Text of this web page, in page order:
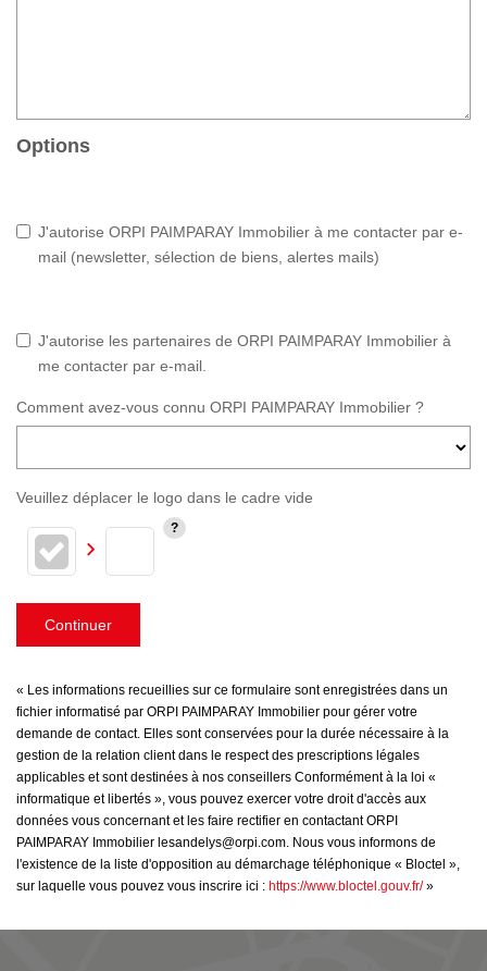
Options
J'autorise ORPI PAIMPARAY Immobilier à me contacter par e-
mail (newsletter, sélection de biens, alertes mails)
J'autorise les partenaires de ORPI PAIMPARAY Immobilier à
me contacter par e-mail.
Comment avez-vous connu ORPI PAIMPARAY Immobilier ?
Veuillez déplacer le logo dans le cadre vide
Continuer
« Les informations recueillies sur ce formulaire sont enregistrées dans un
fichier informatisé par ORPI PAIMPARAY Immobilier pour gérer votre
demande de contact. Elles sont conservées pour la durée nécessaire à la
gestion de la relation client dans le respect des prescriptions légales
applicables et sont destinées à nos conseillers Conformément à la loi «
informatique et libertés », vous pouvez exercer votre droit d'accès aux
données vous concernant et les faire rectifier en contactant ORPI
PAIMPARAY Immobilier lesandelys@orpi.com. Nous vous informons de
l'existence de la liste d'opposition au démarchage téléphonique « Bloctel »,
sur laquelle vous pouvez vous inscrire ici : https://www.bloctel.gouv.fr/»